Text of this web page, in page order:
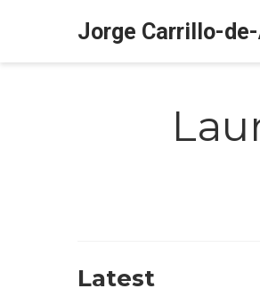
Jorge Carrillo-
Latest